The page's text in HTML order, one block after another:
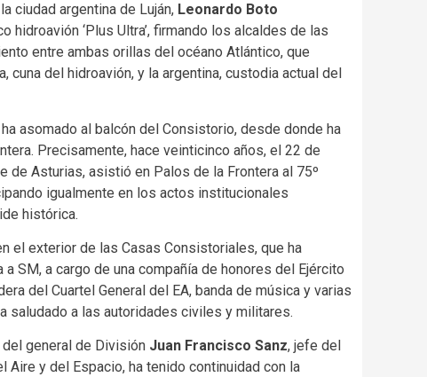
ciudad argentina de Luján, Leonardo Boto
hidroavión ‘Plus Ultra’, firmando los alcaldes de las
entre ambas orillas del océano Atlántico, que
del hidroavión, y la argentina, custodia actual del
asomado al balcón del Consistorio, desde donde ha
Precisamente, hace veinticinco años, el 22 de
de Asturias, asistió en Palos de la Frontera al 75º
igualmente en los actos institucionales
histórica.
el exterior de las Casas Consistoriales, que ha
SM, a cargo de una compañía de honores del Ejército
del Cuartel General del EA, banda de música y varias
saludado a las autoridades civiles y militares.
general de División Juan Francisco Sanz, jefe del
y del Espacio, ha tenido continuidad con la